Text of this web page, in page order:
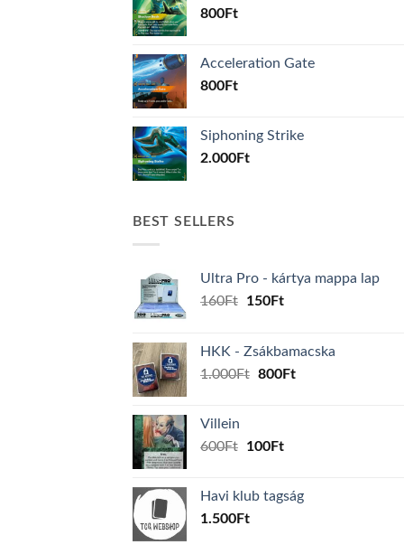
800Ft
Acceleration Gate
800Ft
Siphoning Strike
2.000Ft
BEST SELLERS
Ultra Pro - kártya mappa lap
160Ft
Original
160Ft.
150FtCurrent
150Ft.
HKK - Zsákbamacska
1.000Ft Original
800FtCurrent
Villein
600Ft
Original
600Ft.
100FtCurrent
100Ft.
Havi klub tagság
1.500Ft